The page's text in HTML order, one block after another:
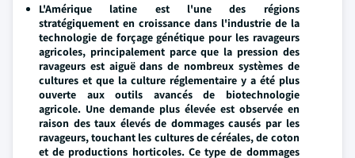
L'Amérique latine est l'une des régions
stratégiquement en croissance dans l'industrie de la
technologie de forçage génétique pour les ravageurs
agricoles, principalement parce que la pression des
ravageurs est aiguë dans de nombreux systèmes de
cultures et que la culture réglementaire y a été plus
ouverte aux outils avancés de biotechnologie
agricole. Une demande plus élevée est observée en
raison des taux élevés de dommages causés par les
ravageurs, touchant les cultures de céréales, de coton
et de productions horticoles. Ce type de dommages